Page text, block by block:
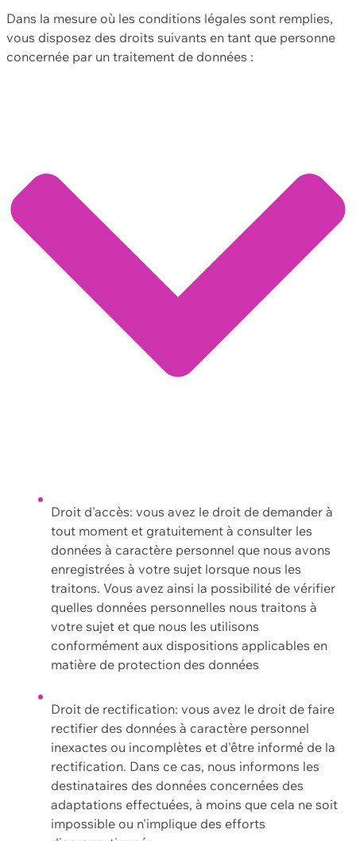
Dans la mesure où les conditions légales sont remplies,
vous disposez des droits suivants en tant que personne
concernée par un traitement de données :
Droit d'accès: vous avez le droit de demander à
tout moment et gratuitement à consulter les
données à caractère personnel que nous avons
enregistrées à votre sujet lorsque nous les
traitons. Vous avez ainsi la possibilité de vérifier
quelles données personnelles nous traitons à
votre sujet et que nous les utilisons
conformément aux dispositions applicables en
matière de protection des données
Droit de rectification: vous avez le droit de faire
rectifier des données à caractère personnel
inexactes ou incomplètes et d'être informé de la
rectification. Dans ce cas, nous informons les
destinataires des données concernées des
adaptations effectuées, à moins que cela ne soit
impossible ou n'implique des efforts